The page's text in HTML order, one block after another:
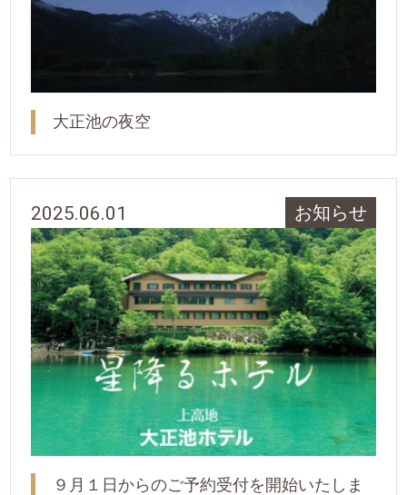
大正池の夜空
2025.06.01 お知らせ
９月１日からのご予約受付を開始いたしま